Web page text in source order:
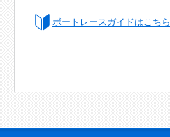
ボートレースガイドはこちら